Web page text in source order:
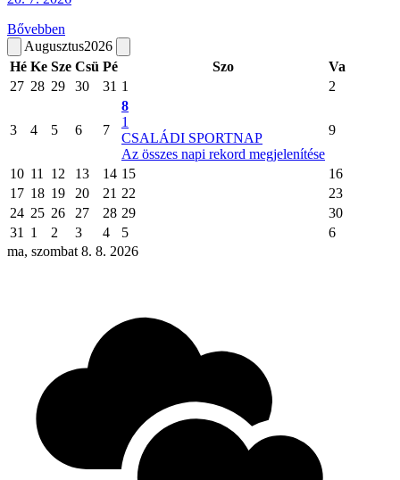
Bővebben
Augusztus2026
Hé Ke Sze Csü Pé Szo
Va
27 28 29 30 31 1 2
3 4 5 6 7
8
1
CSALÁDI SPORTNAP
Az összes napi rekord megjelenítése
9
10 11 12 13 14 15
16
17 18 19 20 21 22
23
24 25 26 27 28 29
30
31
1 2 3 4 5
6
ma, szombat 8. 8. 2026